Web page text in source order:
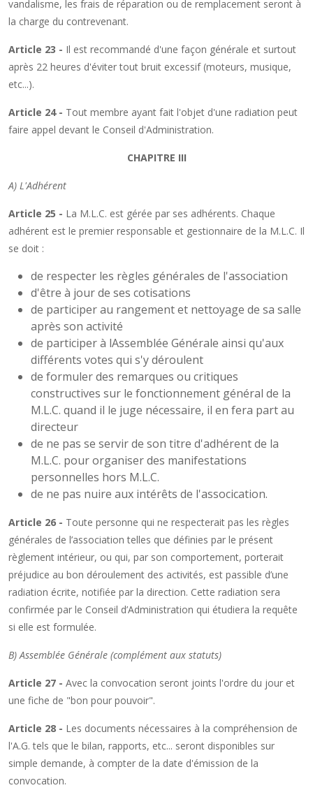
vandalisme, les frais de réparation ou de remplacement seront à
la charge du contrevenant.
Article 23 - Il est recommandé d'une façon générale et surtout
après 22 heures d'éviter tout bruit excessif (moteurs, musique,
etc...).
Article 24 - Tout membre ayant fait l'objet d'une radiation peut
faire appel devant le Conseil d'Administration.
CHAPITRE III
A) L'Adhérent
Article 25 - La M.L.C. est gérée par ses adhérents. Chaque
adhérent est le premier responsable et gestionnaire de la M.L.C. Il
se doit :
de respecter les règles générales de l'association
d'être à jour de ses cotisations
de participer au rangement et nettoyage de sa salle
après son activité
de participer à lAssemblée Générale ainsi qu'aux
différents votes qui s'y déroulent
de formuler des remarques ou critiques
constructives sur le fonctionnement général de la
M.L.C. quand il le juge nécessaire, il en fera part au
directeur
de ne pas se servir de son titre d'adhérent de la
M.L.C. pour organiser des manifestations
personnelles hors M.L.C.
de ne pas nuire aux intérêts de l'assocication.
Article 26 - Toute personne qui ne respecterait pas les règles
générales de l’association telles que définies par le présent
règlement intérieur, ou qui, par son comportement, porterait
préjudice au bon déroulement des activités, est passible d’une
radiation écrite, notifiée par la direction. Cette radiation sera
confirmée par le Conseil d’Administration qui étudiera la requête
si elle est formulée.
B) Assemblée Générale (complément aux statuts)
Article 27 - Avec la convocation seront joints l'ordre du jour et
une fiche de "bon pour pouvoir".
Article 28 - Les documents nécessaires à la compréhension de
l'A.G. tels que le bilan, rapports, etc... seront disponibles sur
simple demande, à compter de la date d'émission de la
convocation.